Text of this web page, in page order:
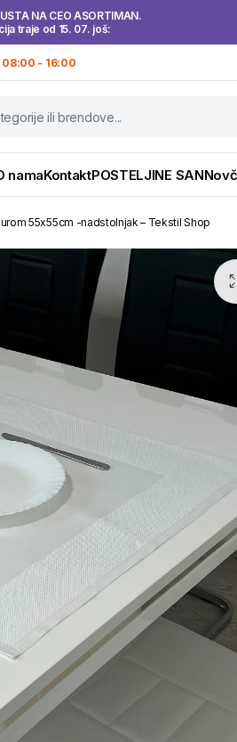
NA CEO ASORTIMAN.
traje od 15. 07. još:
08:00 - 16:00
namaKontaktPOSTELJINE SAN
55x55cm -nadstolnjak – Tekstil Shop